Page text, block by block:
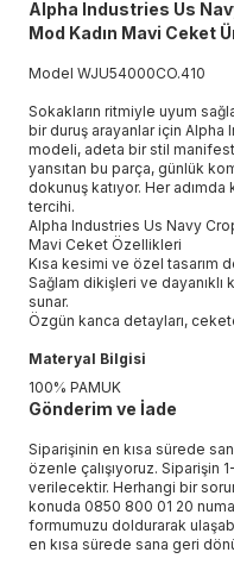
Alpha Industries Us
Mod Kadın Mavi Ceket
ModelWJU54000CO.410
Sokakların ritmiyle uyum
bir duruş arayanlar için
modeli, adeta bir stil
yansıtan bu parça, günlük
dokunuş katıyor. Her
tercihi.
Alpha Industries Us Navy
Mavi Ceket Özellikleri
Kısa kesimi ve özel tasarım
Sağlam dikişleri ve dayanıklı
sunar.
Özgün kanca detayları,
Materyal Bilgisi
100% PAMUK
Gönderim ve İade
Siparişinin en kısa sürede
özenle çalışıyoruz. Siparişin
verilecektir. Herhangi bir
konuda 0850 800 01 20
formumuzu doldurarak
en kısa sürede sana geri